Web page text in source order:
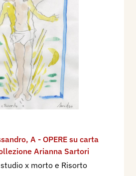
, A - OPERE su carta
Arianna Sartori
x morto e Risorto